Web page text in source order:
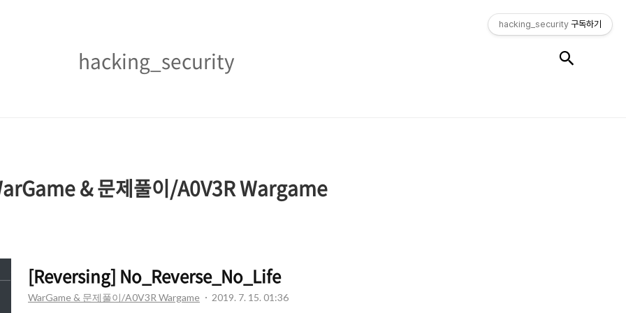
hacking_security
& 문제풀이/A0V3R Wargame
[Reversing] No_Reverse_No_Life
WarGame & 문제풀이/A0V3R Wargame 2019. 7. 15. 01:36
hacking_security 구독하기